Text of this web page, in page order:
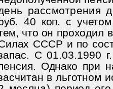
рассмотрения
40 коп. с
что он проходил
СССР и по
С 01.03.1990
Однако при
вльготном